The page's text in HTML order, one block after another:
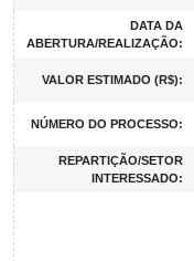
DATA DA
ABERTURA/REALIZAÇÃO:
VALOR ESTIMADO (R$):
NÚMERO DO PROCESSO:
REPARTIÇÃO/SETOR
INTERESSADO: